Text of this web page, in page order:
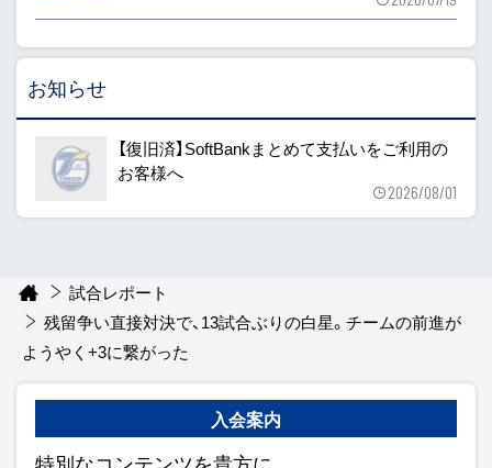
お知らせ
【復旧済】SoftBankまとめて支払いをご利用の
お客様へ
2026/08/01
試合レポート
残留争い直接対決で、13試合ぶりの白星。チームの前進が
ようやく+3に繋がった
入会案内